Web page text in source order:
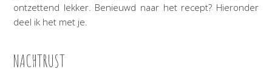
ontzettend lekker. Benieuwd naar het recept? Hieronder
deel ik het met je.
NACHTRUST